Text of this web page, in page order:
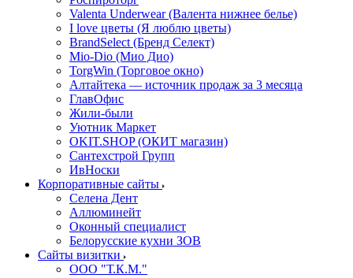
Valenta Underwear (Валента нижнее белье)
I love цветы (Я люблю цветы)
BrandSelect (Бренд Селект)
Mio-Dio (Мио Дио)
TorgWin (Торговое окно)
Алтайтека — источник продаж за 3 месяца
ГлавОфис
Жили-были
Уютник Маркет
OKIT.SHOP (ОКИТ магазин)
Сантехстрой Групп
ИвНоски
Корпоративные сайты
Селена Дент
Аллюминейт
Оконный специалист
Белорусские кухни ЗОВ
Сайты визитки
ООО "Т.К.М."